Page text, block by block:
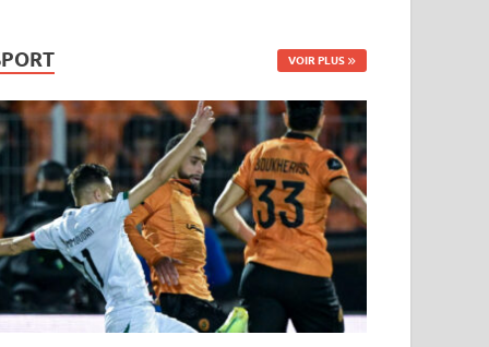
VOIR PLUS